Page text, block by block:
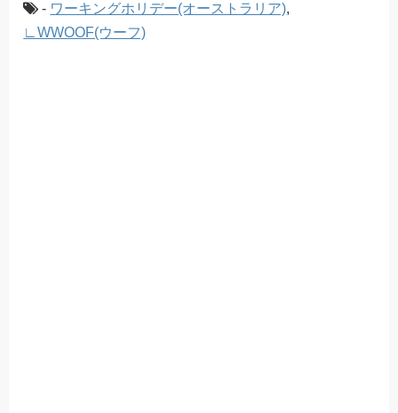
- ワーキングホリデー(オーストラリア),
∟WWOOF(ウーフ)